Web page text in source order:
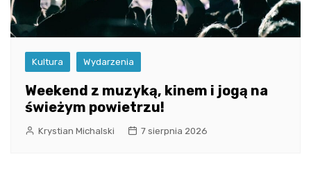
Kultura Wydarzenia
Weekend z muzyką, kinem i jogą na
świeżym powietrzu!
Krystian Michalski 7 sierpnia 2026